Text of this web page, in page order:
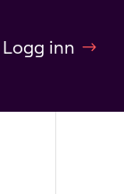
Logg inn